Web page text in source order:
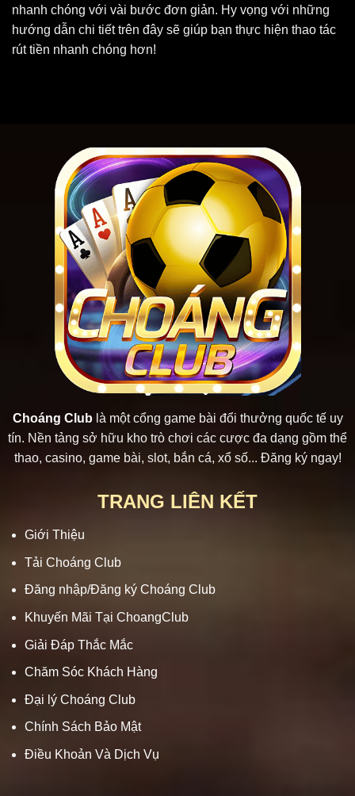
nhanh chóng với vài bước đơn giản. Hy vọng với những
hướng dẫn chi tiết trên đây sẽ giúp bạn thực hiện thao tác
rút tiền nhanh chóng hơn!
Choáng Club là một cổng game bài đổi thưởng quốc tế uy
tín. Nền tảng sở hữu kho trò chơi các cược đa dạng gồm thể
thao, casino, game bài, slot, bắn cá, xổ số... Đăng ký ngay!
TRANG LIÊN KẾT
Giới Thiệu
Tải Choáng Club
Đăng nhập/Đăng ký Choáng Club
Khuyến Mãi Tại ChoangClub
Giải Đáp Thắc Mắc
Chăm Sóc Khách Hàng
Đại lý Choáng Club
Chính Sách Bảo Mật
Điều Khoản Và Dịch Vụ